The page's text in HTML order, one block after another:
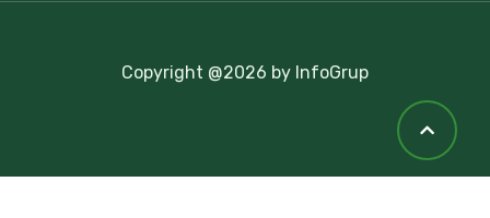
Copyright @2026 by InfoGrup